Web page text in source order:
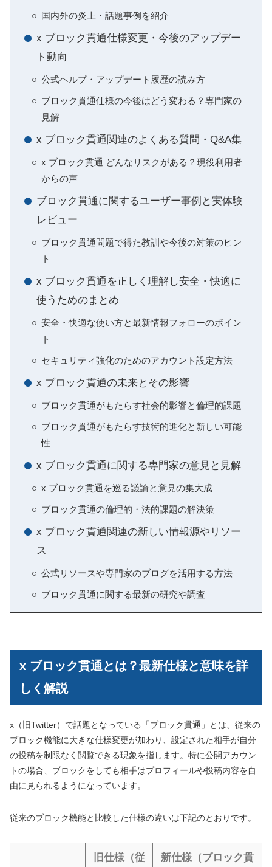
国内外の炎上・話題事例を紹介
x ブロック貫通仕様変更・今後のアップデー
ト動向
公式ヘルプ・アップデート履歴の読み方
ブロック貫通仕様の今後はどう変わる？専門家の
見解
x ブロック貫通関連のよくある質問・Q&A集
x ブロック貫通 どんなリスクがある？現役利用者
からの声
ブロック貫通に関するユーザー事例と実体験
レビュー
ブロック貫通問題で得た教訓や今後の対策のヒン
ト
x ブロック貫通を正しく理解し安全・快適に
使うためのまとめ
安全・快適な使い方と最新情報フォローのポイン
ト
セキュリティ強化のためのアカウント設定方法
x ブロック貫通の未来とその影響
ブロック貫通がもたらす社会的影響と倫理的課題
ブロック貫通がもたらす技術的進化と新しい可能
性
x ブロック貫通に関する専門家の意見と見解
x ブロック貫通を巡る議論と意見の集大成
ブロック貫通の倫理的・法的課題の解決策
x ブロック貫通関連の新しい情報源やリソー
ス
公式リソースや専門家のブログを活用する方法
ブロック貫通に関する最新の研究や調査
x ブロック貫通とは？最新仕様と意味を詳
しく解説
x（旧Twitter）で話題となっている「ブロック貫通」とは、従来の
ブロック機能に大きな仕様変更が加わり、設定された相手が自分
の投稿を制限なく閲覧できる現象を指します。特に公開アカウン
トの場合、ブロックをしても相手はプロフィールや投稿内容を自
由に見られるようになっています。
従来のブロック機能と比較した仕様の違いは下記のとおりです。
旧仕様（従 新仕様（ブロック貫